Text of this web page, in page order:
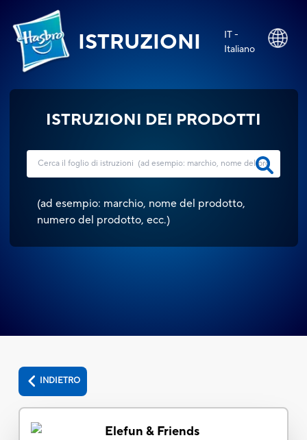
ISTRUZIONI
IT -
Italiano
ISTRUZIONI DEI PRODOTTI
(ad esempio: marchio, nome del prodotto,
numero del prodotto, ecc.)
INDIETRO
Elefun & Friends